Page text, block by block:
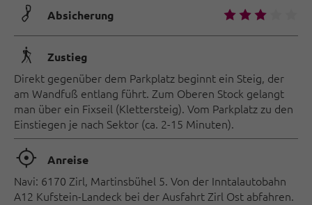
🟏 Absicherung 🞙🞙🞙
🛬 Zustieg
Direkt gegenüber dem Parkplatz beginnt ein Steig, der
am Wandfuß entlang führt. Zum Oberen Stock gelangt
man über ein Fixseil (Klettersteig). Vom Parkplatz zu den
Einstiegen je nach Sektor (ca. 2-15 Minuten).
🞞 Anreise
Navi: 6170 Zirl, Martinsbühel 5. Von der Inntalautobahn
A12 Kufstein-Landeck bei der Ausfahrt Zirl Ost abfahren.